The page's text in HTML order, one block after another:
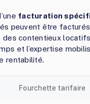
facturation
peuvent être
contentieux
et l’expertise
rentabilité.
Fourchette tarifaire